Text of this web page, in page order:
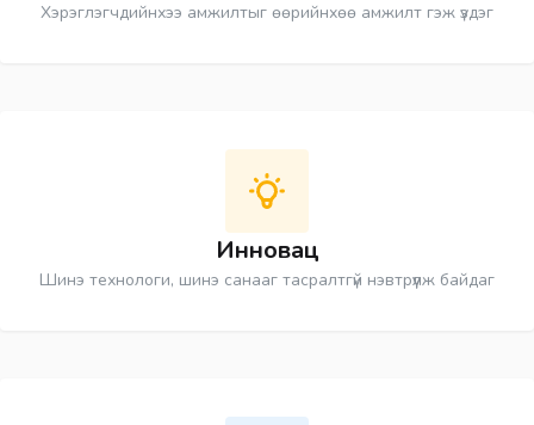
Хэрэглэгчдийнхээ амжилтыг өөрийнхөө амжилт гэж үздэг
Инновац
Шинэ технологи, шинэ санааг тасралтгүй нэвтрүүлж байдаг